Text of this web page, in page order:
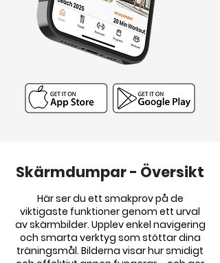
Skärmdumpar - Översikt
Här ser du ett smakprov på de
viktigaste funktioner genom ett urval
av skärmbilder. Upplev enkel navigering
och smarta verktyg som stöttar dina
träningsmål. Bilderna visar hur smidigt